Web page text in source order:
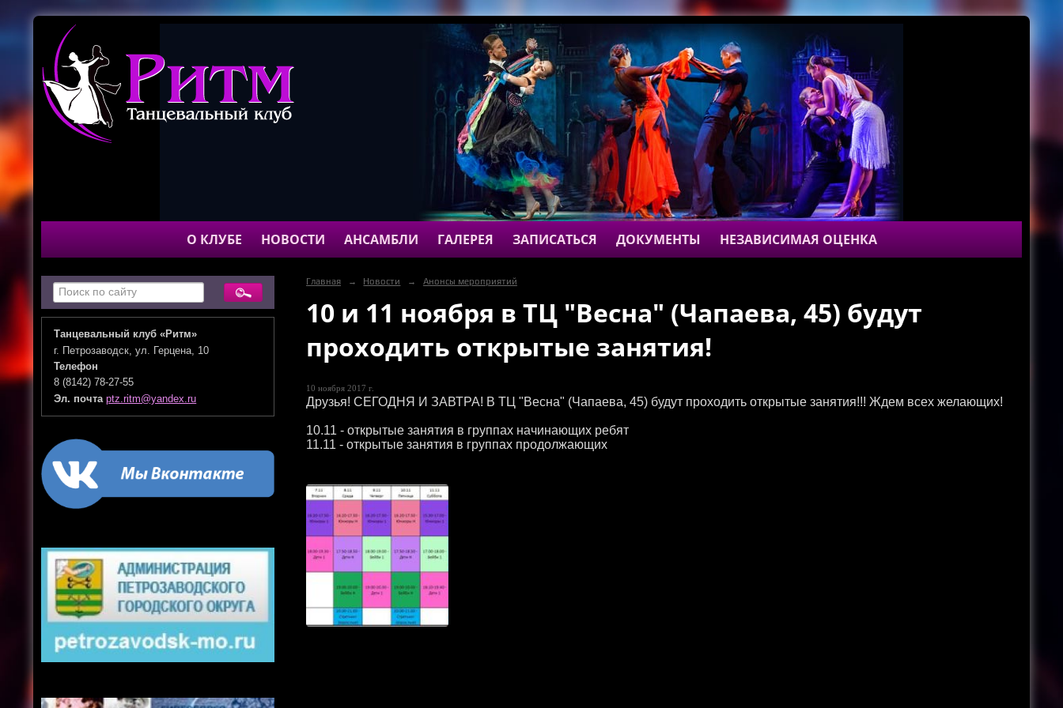
О КЛУБЕ НОВОСТИ АНСАМБЛИ ГАЛЕРЕЯ ЗАПИСАТЬСЯ ДОКУМЕНТЫ НЕЗАВИСИМАЯ ОЦЕНКА
Танцевальный клуб «Ритм»
г. Петрозаводск, ул. Герцена, 10
Телефон
8 (8142) 78-27-55
Эл. почта ptz.ritm@yandex.ru
Главная → Новости → Анонсы мероприятий
10 и 11 ноября в ТЦ "Весна" (Чапаева, 45) будут
проходить открытые занятия!
10 ноября 2017 г.
Друзья! СЕГОДНЯ И ЗАВТРА! В ТЦ "Весна" (Чапаева, 45) будут проходить открытые занятия!!! Ждем всех желающих!
10.11 - открытые занятия в группах начинающих ребят
11.11 - открытые занятия в группах продолжающих